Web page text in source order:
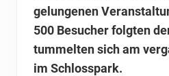
gelungenen
500 Besucher folgten
tummelten sich am
im Schlosspark.